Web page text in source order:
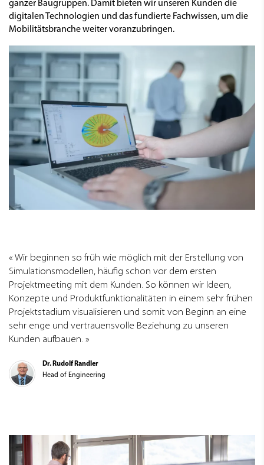
ganzer Baugruppen. Damit bieten wir unseren Kunden die
digitalen Technologien und das fundierte Fachwissen, um die
Mobilitätsbranche weiter voranzubringen.
Wir beginnen so früh wie möglich mit der Erstellung von
Simulationsmodellen, häufig schon vor dem ersten
Projektmeeting mit dem Kunden. So können wir Ideen,
Konzepte und Produktfunktionalitäten in einem sehr frühen
Projektstadium visualisieren und somit von Beginn an eine
sehr enge und vertrauensvolle Beziehung zu unseren
Kunden aufbauen.
Dr. Rudolf Randler
Head of Engineering